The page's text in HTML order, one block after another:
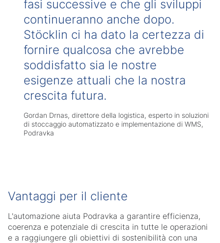
fasi successive e che gli sviluppi
continueranno anche dopo.
Stöcklin ci ha dato la certezza di
fornire qualcosa che avrebbe
soddisfatto sia le nostre
esigenze attuali che la nostra
crescita futura.
Gordan Drnas, direttore della logistica, esperto in soluzioni
di stoccaggio automatizzato e implementazione di WMS,
Podravka
Vantaggi per il cliente
L'automazione aiuta Podravka a garantire efficienza,
coerenza e potenziale di crescita in tutte le operazioni
e a raggiungere gli obiettivi di sostenibilità con una